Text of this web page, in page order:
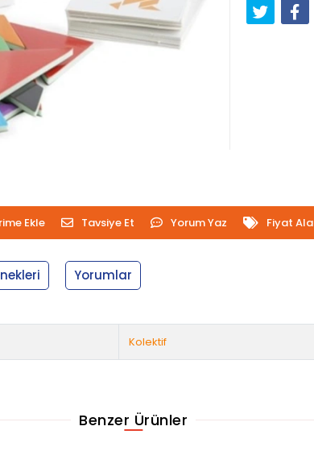
Ekle Tavsiye Et Yorum Yaz Fiyat
Yorumlar
Kolektif
Benzer Ürünler